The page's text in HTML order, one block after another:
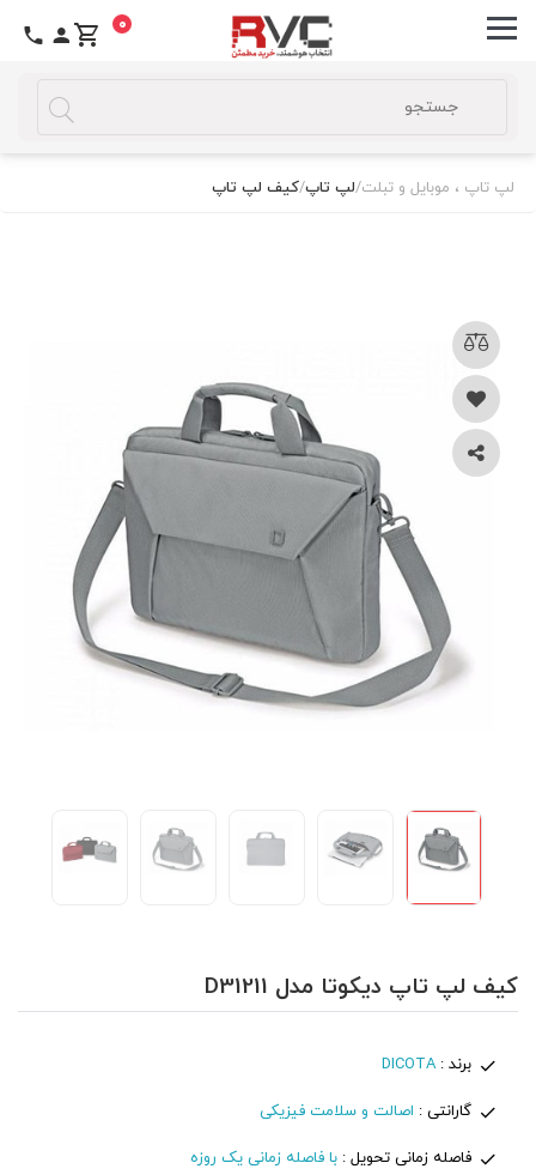
0
لپ تاپ ، موبایل و تبلت/لپ تاپ/کیف لپ تاپ
کیف لپ تاپ دیکوتا مدل D31211
برند :DICOTA
گارانتی : اصالت و سلامت فیزیکی
فاصله زمانی تحویل : با فاصله زمانی یک روزه